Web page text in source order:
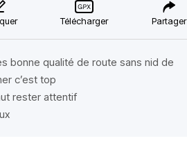
Télécharger Partager
bonne qualité de route sans nid de
c’est top
rester attentif